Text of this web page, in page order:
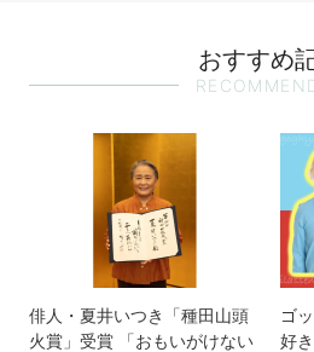
おすすめ
俳人・夏井いつき「種田山頭
火賞」受賞 「おもいがけない
ゴ
好